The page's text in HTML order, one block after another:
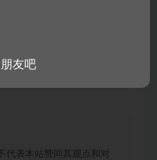
代表本站赞同其观点和对
友吧